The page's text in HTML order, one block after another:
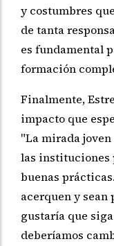
y costumbres
de tanta
es fundamental
formación
Finalmente,
impacto que
"La mirada
las instituciones
buenas
acerquen y sean
gustaría que
deberíamos